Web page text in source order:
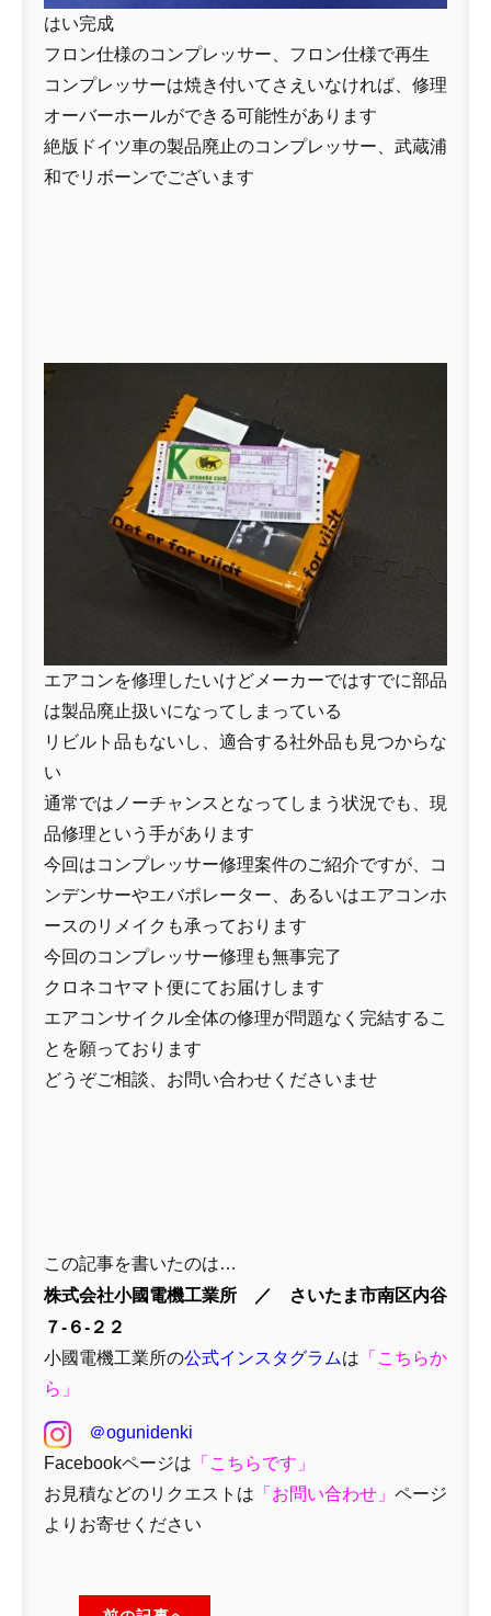
はい完成
フロン仕様のコンプレッサー、フロン仕様で再生
コンプレッサーは焼き付いてさえいなければ、修理
オーバーホールができる可能性があります
絶版ドイツ車の製品廃止のコンプレッサー、武蔵浦
和でリボーンでございます
エアコンを修理したいけどメーカーではすでに部品
は製品廃止扱いになってしまっている
リビルト品もないし、適合する社外品も見つからな
い
通常ではノーチャンスとなってしまう状況でも、現
品修理という手があります
今回はコンプレッサー修理案件のご紹介ですが、コ
ンデンサーやエバポレーター、あるいはエアコンホ
ースのリメイクも承っております
今回のコンプレッサー修理も無事完了
クロネコヤマト便にてお届けします
エアコンサイクル全体の修理が問題なく完結するこ
とを願っております
どうぞご相談、お問い合わせくださいませ
この記事を書いたのは…
株式会社小國電機工業所 ／ さいたま市南区内谷
７-６-２２
小國電機工業所の公式インスタグラムは 「 こちらか
ら」
＠ogunidenki
Facebookページは 「 こちらです」
お見積などのリクエストは 「 お問い合わせ 」 ページ
よりお寄せください